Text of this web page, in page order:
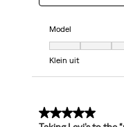
Model
Model, 4 van 7,
Klein uit
5 van 5 sterren.